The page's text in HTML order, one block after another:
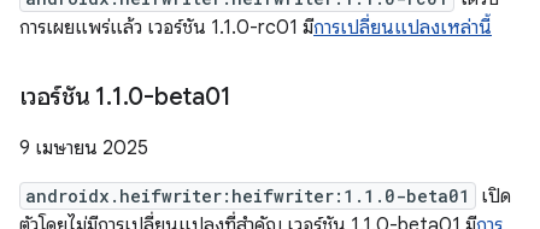
การเผยแพร่แล้ว เวอร์ชัน 1.1.0-rc01 มีการเปลี่ยนแปลงเหล่านี้
เวอร์ชัน 1.1.0-beta01
9 เมษายน 2025
androidx.heifwriter:heifwriter:1.1.0-beta01
เปิด